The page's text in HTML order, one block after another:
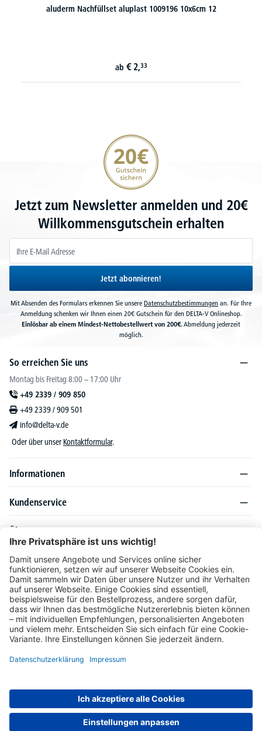
aluderm Nachfüllset aluplast 1009196 10x6cm 12
ab € 2,33
20€ Gutschein sichern
Jetzt zum Newsletter anmelden und 20€
Willkommensgutschein erhalten
Jetzt abonnieren!
Mit Absenden des Formulars erkennen Sie unsere Datenschutzbestimmungen an. Für Ihre
Anmeldung schenken wir Ihnen einen 20€ Gutschein für den DELTA-V Onlineshop.
Einlösbar ab einem Mindest-Nettobestellwert von 200€.Abmeldung jederzeit
möglich.
So erreichen Sie uns
Montag bis Freitag 8:00 – 17:00 Uhr
+49 2339 / 909 850
+49 2339 / 909 501
info@delta-v.de
Oder über unser Kontaktformular.
Informationen
Kundenservice
Über DELTA-V
Produktsortiment
Ratgeber
Folgen Sie uns auch auf
Unser Angebot richtet sich ausschließlich an Industrie, Handel, Gewerbe und
europäische Ausland gelten Sonderkonditionen, die auf Anfrage mitgeteilt werden.
* Alle Preise verstehen sich zzgl. gesetzlicher MwSt.